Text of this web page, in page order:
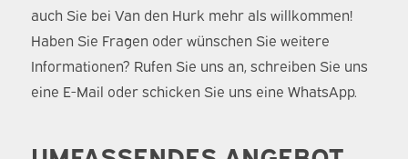
auch Sie bei Van den Hurk mehr als willkommen!
Haben Sie Fragen oder wünschen Sie weitere
Informationen? Rufen Sie uns an, schreiben Sie uns
eine E-Mail oder schicken Sie uns eine WhatsApp.